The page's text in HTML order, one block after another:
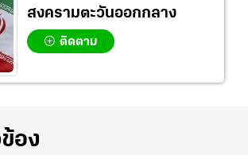
สงครามตะวันออกกลาง
ติดตาม
อง